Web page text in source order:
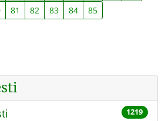
81 82 83 84 85
1219